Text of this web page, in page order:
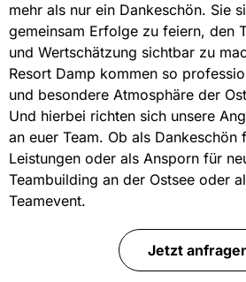
mehr als nur ein Dankeschön. Sie
gemeinsam Erfolge zu feiern, den
und Wertschätzung sichtbar zu
Resort Damp kommen so
und besondere Atmosphäre der
Und hierbei richten sich unsere
an euer Team. Ob als Dankeschön
Leistungen oder als Ansporn für
Teambuilding an der Ostsee oder
Teamevent.
Jetzt